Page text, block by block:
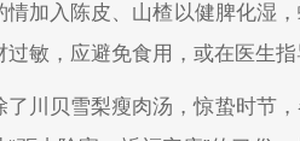
情加入陈皮、山楂以健脾化湿
过敏，应避免食用，或在医生指
了川贝雪梨瘦肉汤，惊蛰时节